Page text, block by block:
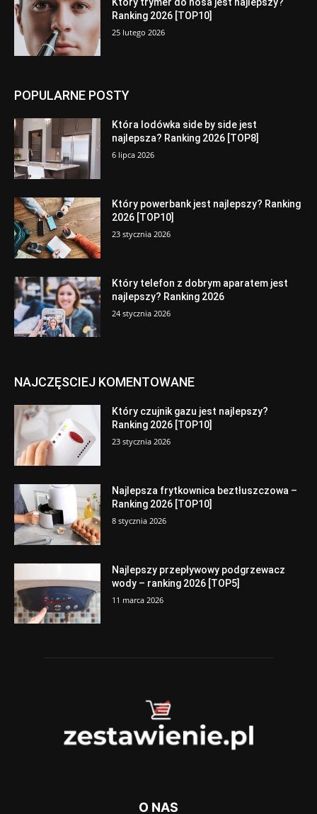
Ranking 2026 [TOP10]
25 lutego 2026
POPULARNE POSTY
Która lodówka side by side jest
najlepsza? Ranking 2026 [TOP8]
6 lipca 2026
Który powerbank jest najlepszy? Ranking
2026 [TOP10]
23 stycznia 2026
Który telefon z dobrym aparatem jest
najlepszy? Ranking 2026
24 stycznia 2026
NAJCZĘSCIEJ KOMENTOWANE
Który czujnik gazu jest najlepszy?
Ranking 2026 [TOP10]
23 stycznia 2026
Najlepsza frytkownica beztłuszczowa –
Ranking 2026 [TOP10]
8 stycznia 2026
Najlepszy przepływowy podgrzewacz
wody – ranking 2026 [TOP5]
11 marca 2026
O NAS